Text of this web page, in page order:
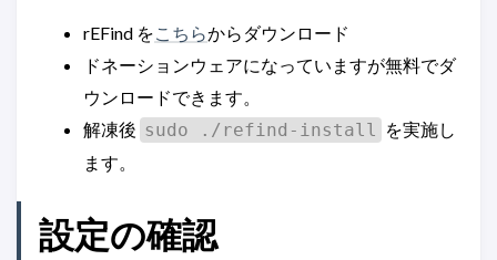
rEFind をこちらからダウンロード
ドネーションウェアになっていますが無料でダ
ウンロードできます。
解凍後 sudo ./refind-install を実施し
ます。
設定の確認